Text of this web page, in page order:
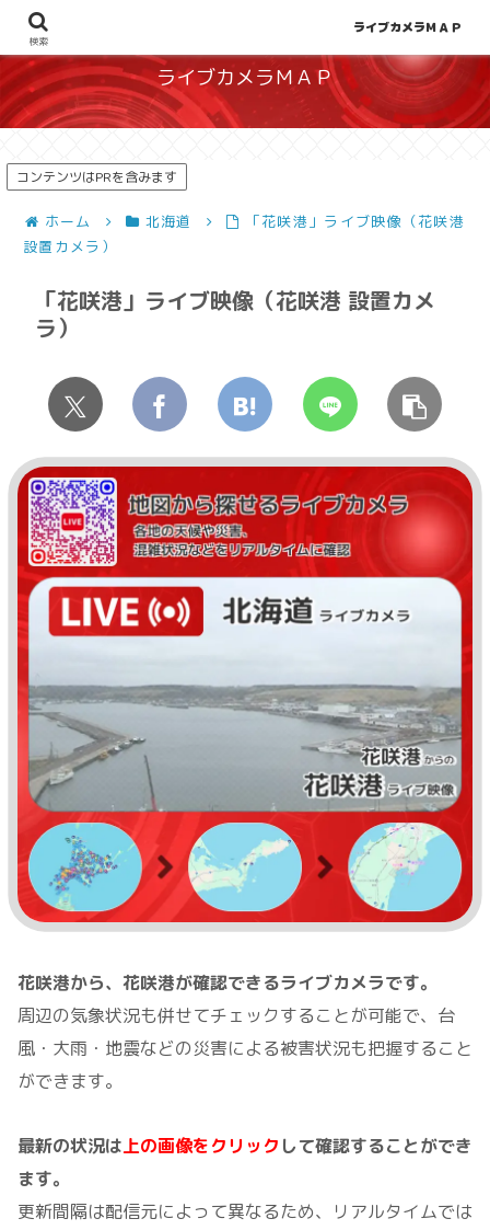
地図から探せる！天候や災害、混雑状況の把握に
ライブカメラＭＡＰ
コンテンツはPRを含みます
ホーム 北海道
「花咲港」ライブ映像（花咲港
設置カメラ）
「花咲港」ライブ映像（花咲港 設置カメ
ラ）
花咲港から、花咲港が確認できるライブカメラです。
周辺の気象状況も併せてチェックすることが可能で、台
風・大雨・地震などの災害による被害状況も把握すること
ができます。
最新の状況は上の画像をクリック して確認することができ
ます。
更新間隔は配信元によって異なるため、リアルタイムでは
検索
ライブカメラＭＡＰ